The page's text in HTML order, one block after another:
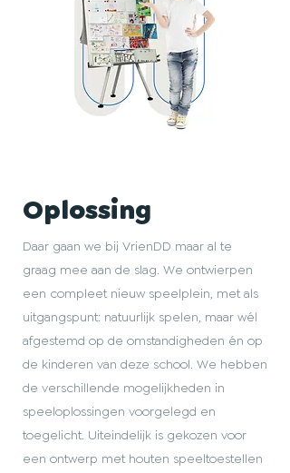
Oplossing
Daar gaan we bij VrienDD maar al te
graag mee aan de slag. We ontwierpen
een compleet nieuw speelplein, met als
uitgangspunt: natuurlijk spelen, maar wél
afgestemd op de omstandigheden én op
de kinderen van deze school. We hebben
de verschillende mogelijkheden in
speeloplossingen voorgelegd en
toegelicht. Uiteindelijk is gekozen voor
een ontwerp met houten speeltoestellen